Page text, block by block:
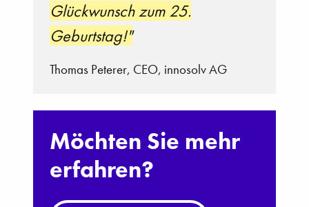
Glückwunsch zum 25.
Geburtstag!"
Thomas Peterer, CEO, innosolv AG
Möchten Sie mehr
erfahren?